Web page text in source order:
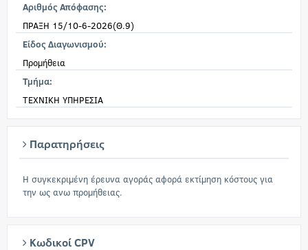
Αριθμός Απόφασης:
ΠΡΑΞΗ 15/10-6-2026(Θ.9)
Είδος Διαγωνισμού:
Προμήθεια
Τμήμα:
ΤΕΧΝΙΚΗ ΥΠΗΡΕΣΙΑ
Παρατηρήσεις
Η συγκεκριμένη έρευνα αγοράς αφορά εκτίμηση κόστους για
την ως ανω προμήθειας.
Κωδικοί CPV